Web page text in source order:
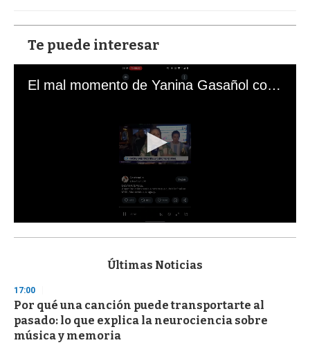
Te puede interesar
El mal momento de Yanina Gasañol con un hincha argentino en "Subrayado"
s
d
s
o
f
3
Últimas Noticias
17:00
Por qué una canción puede transportarte al
pasado: lo que explica la neurociencia sobre
música y memoria